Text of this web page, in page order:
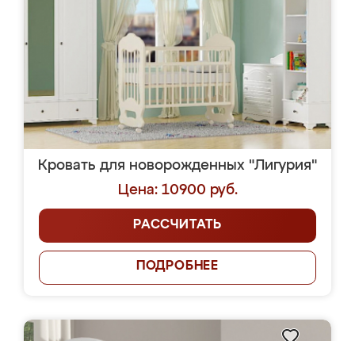
Кровать для новорожденных "Лигурия"
Цена: 10900 руб.
РАССЧИТАТЬ
ПОДРОБНЕЕ